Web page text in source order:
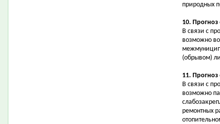
природных
10. Прогноз
В связи с
возможно
(обрывом)
11.
В связи с
возможно
ремонтных